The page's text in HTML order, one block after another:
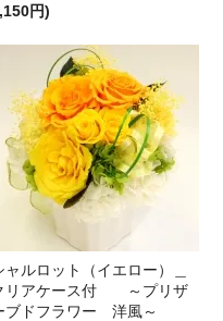
円)
ャルロット（イエロー）＿
リアケース付 ～プリザ
ブドフラワー 洋風～